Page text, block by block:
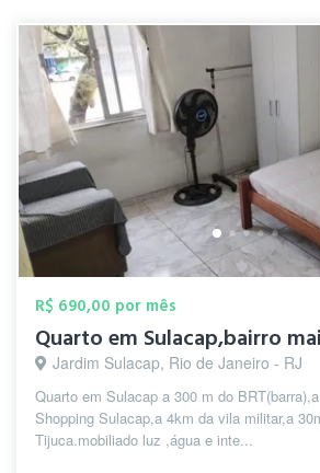
R$ 690,00 por mês
Quarto em Sulacap,bairro
Jardim Sulacap, Rio de Janeiro - RJ
Quarto em Sulacap a 300 m do
Shopping Sulacap,a 4km da vila militar,a
Tijuca.mobiliado luz ,água e inte...